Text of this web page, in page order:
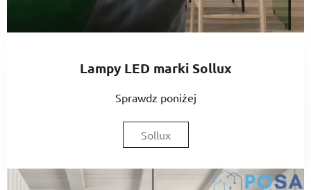
Lampy LED marki Sollux
Sprawdz poniżej
Sollux